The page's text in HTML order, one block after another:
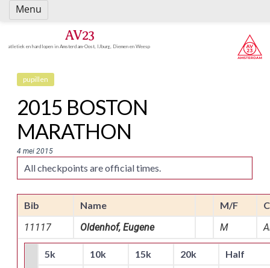
Spring
naar
AV23
atletiek en hardlopen in Amsterdam-Oost, IJburg, Diemen en Weesp
pupillen
2015 BOSTON
MARATHON
4 mei 2015
All checkpoints are official times.
Bib Name M/F
11117
Oldenhof, Eugene M
5k 10k 15k 20k
Half
Menu